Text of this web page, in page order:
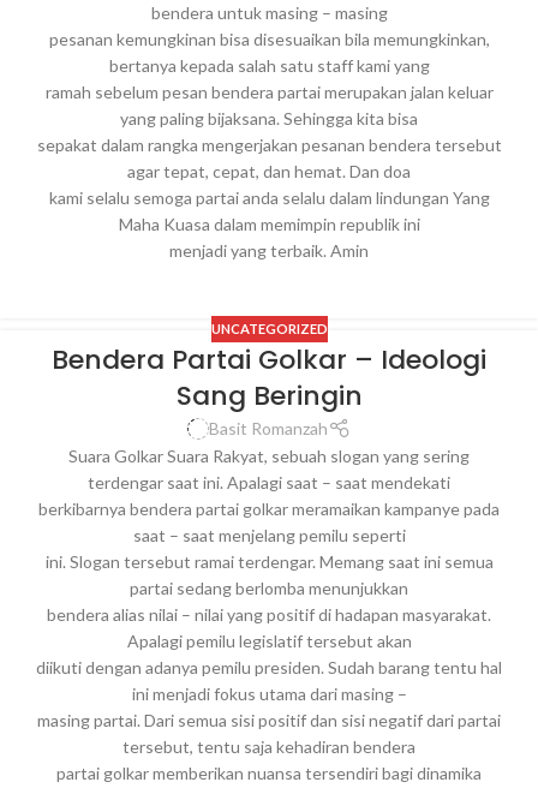
bendera untuk masing – masing
pesanan kemungkinan bisa disesuaikan bila memungkinkan,
bertanya kepada salah satu staff kami yang
ramah sebelum pesan bendera partai merupakan jalan keluar
yang paling bijaksana. Sehingga kita bisa
sepakat dalam rangka mengerjakan pesanan bendera tersebut
agar tepat, cepat, dan hemat. Dan doa
kami selalu semoga partai anda selalu dalam lindungan Yang
Maha Kuasa dalam memimpin republik ini
menjadi yang terbaik. Amin
UNCATEGORIZED
Bendera Partai Golkar – Ideologi
Sang Beringin
Basit Romanzah
Suara Golkar Suara Rakyat, sebuah slogan yang sering
terdengar saat ini. Apalagi saat – saat mendekati
berkibarnya bendera partai golkar meramaikan kampanye pada
saat – saat menjelang pemilu seperti
ini. Slogan tersebut ramai terdengar. Memang saat ini semua
partai sedang berlomba menunjukkan
bendera alias nilai – nilai yang positif di hadapan masyarakat.
Apalagi pemilu legislatif tersebut akan
diikuti dengan adanya pemilu presiden. Sudah barang tentu hal
ini menjadi fokus utama dari masing –
masing partai. Dari semua sisi positif dan sisi negatif dari partai
tersebut, tentu saja kehadiran bendera
partai golkar memberikan nuansa tersendiri bagi dinamika